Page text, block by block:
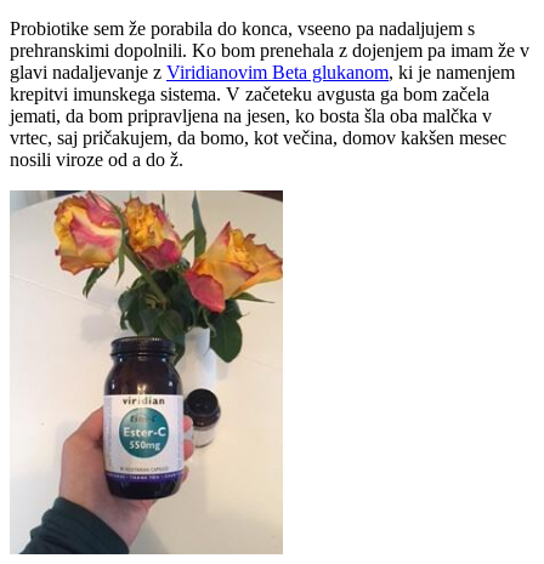
Probiotike sem že porabila do konca, vseeno pa nadaljujem s
prehranskimi dopolnili. Ko bom prenehala z dojenjem pa imam že v
glavi nadaljevanje z Viridianovim Beta glukanom, ki je namenjem
krepitvi imunskega sistema. V začeteku avgusta ga bom začela
jemati, da bom pripravljena na jesen, ko bosta šla oba malčka v
vrtec, saj pričakujem, da bomo, kot večina, domov kakšen mesec
nosili viroze od a do ž.